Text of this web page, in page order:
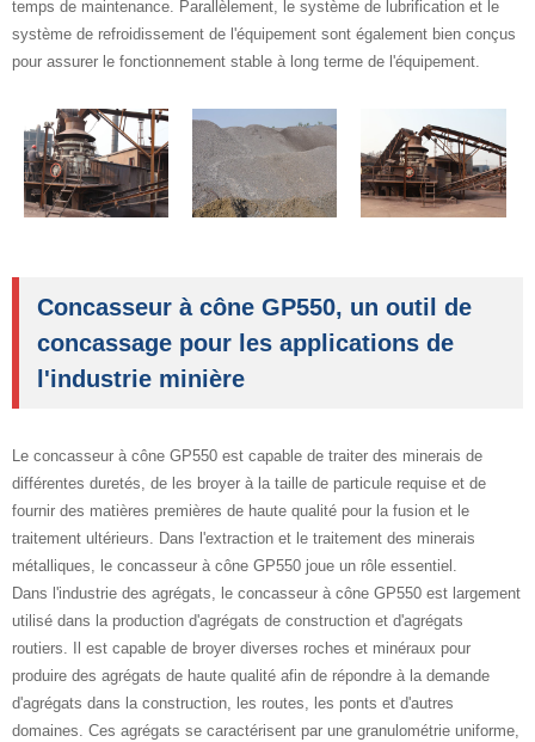
temps de maintenance. Parallèlement, le système de lubrification et le
système de refroidissement de l'équipement sont également bien conçus
pour assurer le fonctionnement stable à long terme de l'équipement.
Concasseur à cône GP550, un outil de
concassage pour les applications de
l'industrie minière
Le concasseur à cône GP550 est capable de traiter des minerais de
différentes duretés, de les broyer à la taille de particule requise et de
fournir des matières premières de haute qualité pour la fusion et le
traitement ultérieurs. Dans l'extraction et le traitement des minerais
métalliques, le concasseur à cône GP550 joue un rôle essentiel.
Dans l'industrie des agrégats, le concasseur à cône GP550 est largement
utilisé dans la production d'agrégats de construction et d'agrégats
routiers. Il est capable de broyer diverses roches et minéraux pour
produire des agrégats de haute qualité afin de répondre à la demande
d'agrégats dans la construction, les routes, les ponts et d'autres
domaines. Ces agrégats se caractérisent par une granulométrie uniforme,